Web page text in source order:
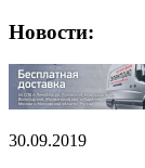
Новости:
30.09.2019